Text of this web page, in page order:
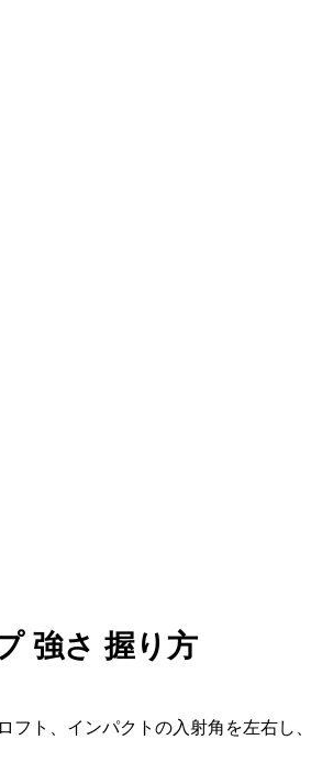
強さ 握り方
ト、インパクトの入射角を左右し、